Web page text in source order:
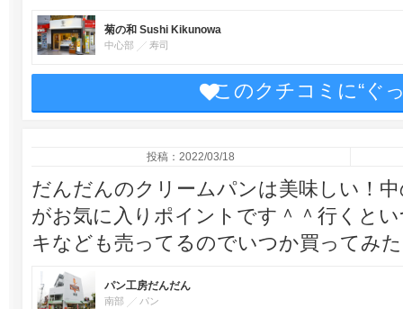
菊の和 Sushi Kikunowa
中心部 寿司
このクチコミに“ぐ
投稿：2022/03/18
だんだんのクリームパンは美味しい！
がお気に入りポイントです＾＾行くと
キなども売ってるのでいつか買ってみ
パン工房だんだん
南部 パン